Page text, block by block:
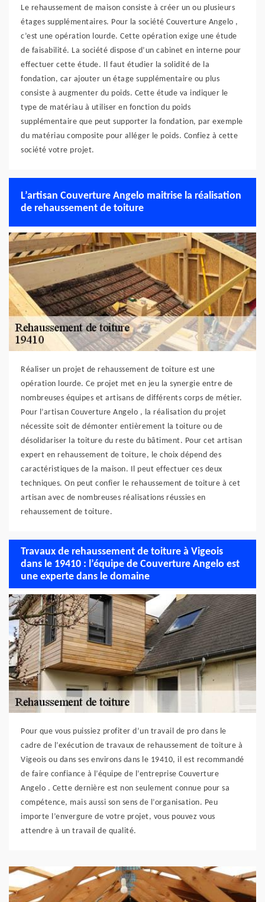
Le rehaussement de maison consiste à créer un ou plusieurs
étages supplémentaires. Pour la société Couverture Angelo ,
c’est une opération lourde. Cette opération exige une étude
de faisabilité. La société dispose d’un cabinet en interne pour
effectuer cette étude. Il faut étudier la solidité de la
fondation, car ajouter un étage supplémentaire ou plus
consiste à augmenter du poids. Cette étude va indiquer le
type de matériau à utiliser en fonction du poids
supplémentaire que peut supporter la fondation, par exemple
du matériau composite pour alléger le poids. Confiez à cette
société votre projet.
L’artisan Couverture Angelo maitrise la réalisation
de rehaussement de toiture
Réaliser un projet de rehaussement de toiture est une
opération lourde. Ce projet met en jeu la synergie entre de
nombreuses équipes et artisans de différents corps de métier.
Pour l’artisan Couverture Angelo , la réalisation du projet
nécessite soit de démonter entièrement la toiture ou de
désolidariser la toiture du reste du bâtiment. Pour cet artisan
expert en rehaussement de toiture, le choix dépend des
caractéristiques de la maison. Il peut effectuer ces deux
techniques. On peut confier le rehaussement de toiture à cet
artisan avec de nombreuses réalisations réussies en
rehaussement de toiture.
Travaux de rehaussement de toiture à Vigeois
dans le 19410 : l’équipe de Couverture Angelo est
une experte dans le domaine
Pour que vous puissiez profiter d’un travail de pro dans le
cadre de l’exécution de travaux de rehaussement de toiture à
Vigeois ou dans ses environs dans le 19410, il est recommandé
de faire confiance à l’équipe de l’entreprise Couverture
Angelo . Cette dernière est non seulement connue pour sa
compétence, mais aussi son sens de l’organisation. Peu
importe l’envergure de votre projet, vous pouvez vous
attendre à un travail de qualité.